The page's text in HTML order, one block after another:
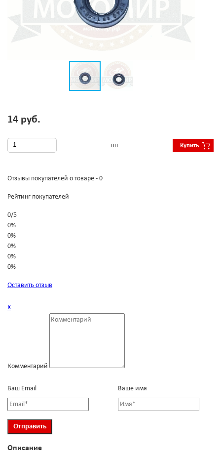
14 руб.
шт Купить
Отзывы покупателей о товаре - 0
Рейтинг покупателей
0/5
0%
0%
0%
0%
0%
Оставить отзыв
Х
Комментарий
Ваш Email Ваше имя
Описание